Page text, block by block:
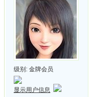
级别: 金牌会员
显示用户信息